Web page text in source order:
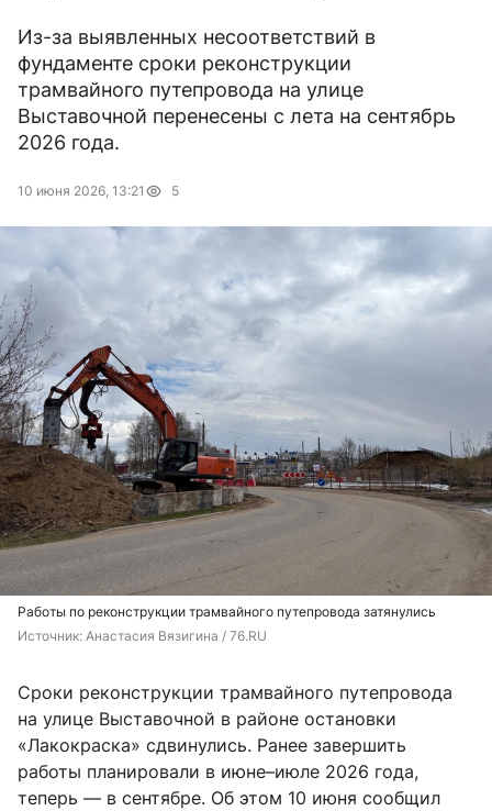
Из-за выявленных несоответствий в
фундаменте сроки реконструкции
трамвайного путепровода на улице
Выставочной перенесены с лета на сентябрь
2026 года.
10 июня 2026, 13:21 5
Работы по реконструкции трамвайного путепровода затянулись
Источник: Анастасия Вязигина / 76.RU
Сроки реконструкции трамвайного путепровода
на улице Выставочной в районе остановки
«Лакокраска» сдвинулись. Ранее завершить
работы планировали в июне–июле 2026 года,
теперь — в сентябре. Об этом 10 июня сообщил